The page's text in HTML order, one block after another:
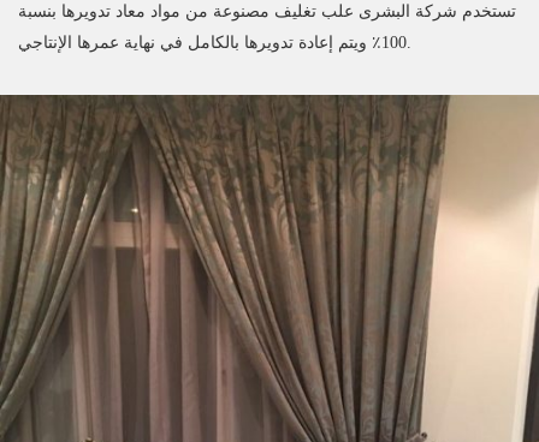
تستخدم شركة البشرى علب تغليف مصنوعة من مواد معاد تدويرها بنسبة